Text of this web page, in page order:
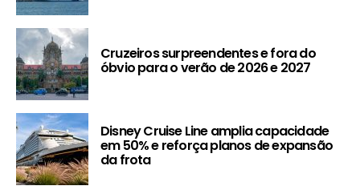
Cruzeiros surpreendentes e fora do
óbvio para o verão de 2026 e 2027
Disney Cruise Line amplia capacidade
em 50% e reforça planos de expansão
da frota